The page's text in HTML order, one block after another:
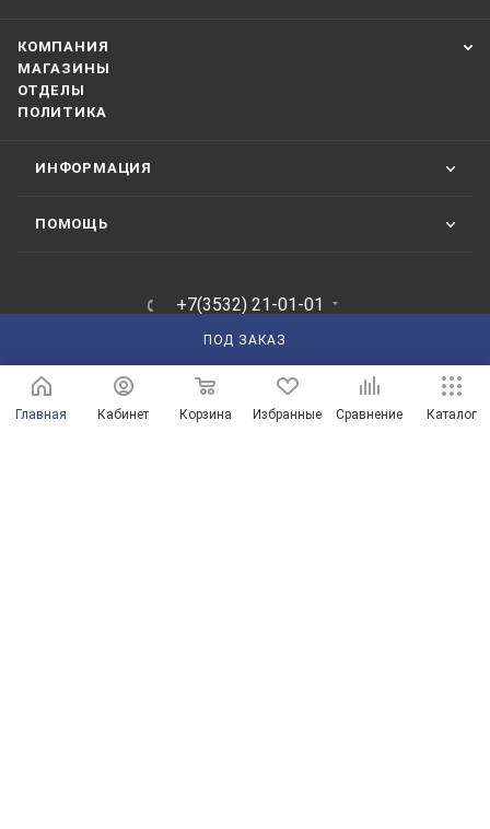
ПОД ЗАКАЗ
КОМПАНИЯ
МАГАЗИНЫ
ОТДЕЛЫ
ПОЛИТИКА
ИНФОРМАЦИЯ
ПОМОЩЬ
+7(3532) 21-01-01
ЗАКАЗАТЬ ЗВОНОК
210101@mail.ru
г. Оренбург, пр-д Автоматики, 8 "А"
Главная Кабинет Корзина Избранные Сравнение Каталог